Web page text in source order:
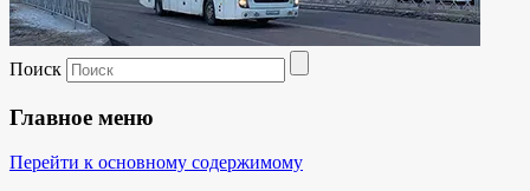
Поиск
Главное меню
Перейти к основному содержимому